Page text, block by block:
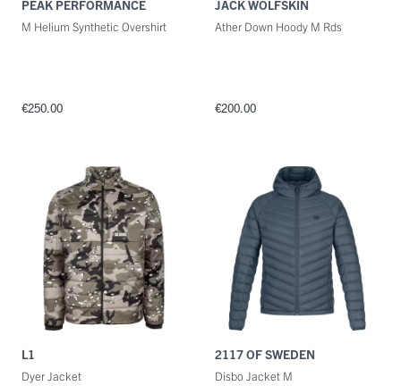
PEAK PERFORMANCE
M Helium Synthetic Overshirt
€250.00
JACK WOLFSKIN
Ather Down Hoody M Rds
€200.00
L1
Dyer Jacket
2117 OF SWEDEN
Disbo Jacket M